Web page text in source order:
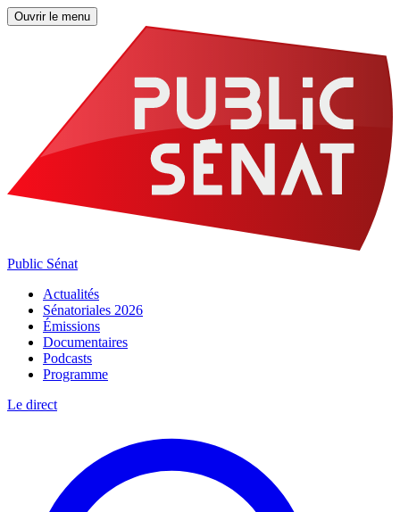
Ouvrir le menu
Public Sénat
Actualités
Sénatoriales 2026
Émissions
Documentaires
Podcasts
Programme
Le direct